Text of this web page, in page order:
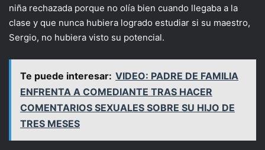
niña rechazada porque no olía bien cuando llegaba a la
clase y que nunca hubiera logrado estudiar si su maestro,
Sergio, no hubiera visto su potencial.
Te puede interesar: VIDEO: PADRE DE FAMILIA
ENFRENTA A COMEDIANTE TRAS HACER
COMENTARIOS SEXUALES SOBRE SU HIJO DE
TRES MESES